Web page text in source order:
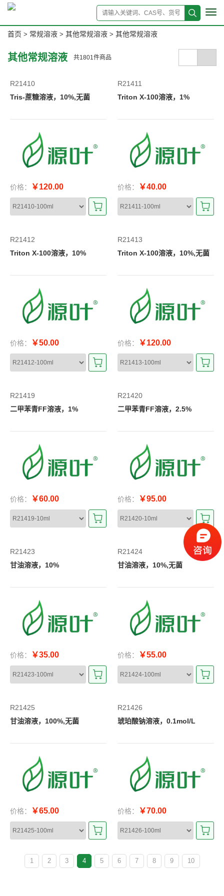
首页 > 常规溶液 > 其他常规溶液 > 其他常规溶液
其他常规溶液 共1801 件商品
R21410
Tris-蔗糖溶液，10%,无菌
价格： ￥120.00
R21411
Triton X-100溶液，1%
价格： ￥40.00
R21412
Triton X-100溶液，10%
价格： ￥50.00
R21413
Triton X-100溶液，10%,无菌
价格： ￥120.00
R21419
二甲苯青FF溶液，1%
价格： ￥60.00
R21420
二甲苯青FF溶液，2.5%
价格： ￥95.00
R21423
甘油溶液，10%
价格： ￥35.00
R21424
甘油溶液，10%,无菌
价格： ￥55.00
R21425
甘油溶液，100%,无菌
价格： ￥65.00
R21426
琥珀酸钠溶液，0.1mol/L
价格： ￥70.00
1 2 3 4 5 6 7 8 9 10